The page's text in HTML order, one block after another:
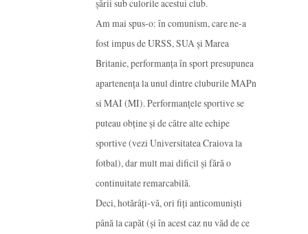
șării sub culorile acestui club.
Am mai spus-o: în comunism, care ne-a
fost impus de URSS, SUA și Marea
Britanie, performanța în sport presupunea
apartenența la unul dintre cluburile MAPn
si MAI (MI). Performanțele sportive se
puteau obține și de către alte echipe
sportive (vezi Universitatea Craiova la
fotbal), dar mult mai dificil și fără o
continuitate remarcabilă.
Deci, hotărâți-vă, ori fiți anticomuniști
până la capăt (și în acest caz nu văd de ce